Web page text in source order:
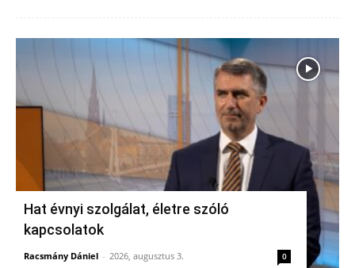
Hat évnyi szolgálat, életre szóló
kapcsolatok
Racsmány Dániel - 2026, augusztus 3. 0